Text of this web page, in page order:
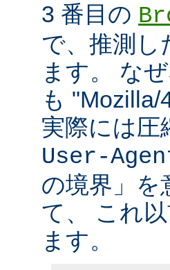
3 番目の
で、推測し
ます。 な
も
実際には圧
User-
の境界」を
て、 これ
ます。